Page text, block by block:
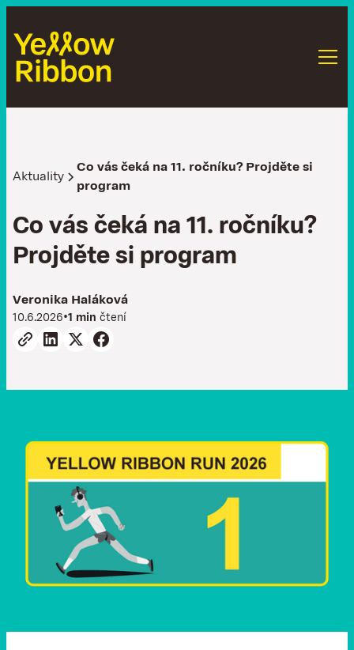
Aktuality
Co vás čeká na 11. ročníku? Projděte si
program
Co vás čeká na 11. ročníku?
Projděte si program
Veronika Haláková
10.6.2026•1 min čtení